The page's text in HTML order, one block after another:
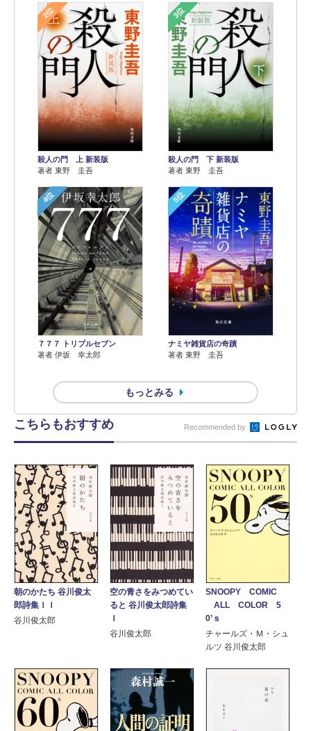
2位
殺人の門 上 新装版
著者 東野 圭吾
3位
殺人の門 下 新装版
著者 東野 圭吾
4位
７７７ トリプルセブン
著者 伊坂 幸太郎
5位
ナミヤ雑貨店の奇蹟
著者 東野 圭吾
もっとみる
こちらもおすすめ Recommended by
朝のかたち 谷川俊太
郎詩集ＩＩ
谷川俊太郎
空の青さをみつめてい
ると 谷川俊太郎詩集
Ｉ
谷川俊太郎
SNOOPY COMIC
ALL COLOR 5
0’ｓ
チャールズ・Ｍ・シュ
ルツ 谷川俊太郎